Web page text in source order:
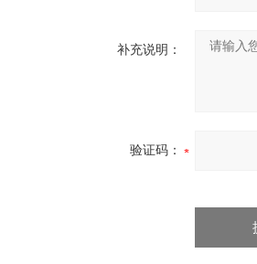
补充说明：
验证码：